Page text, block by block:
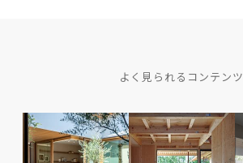
よく見られるコンテンツ